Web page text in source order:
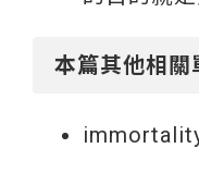
本篇其他相關